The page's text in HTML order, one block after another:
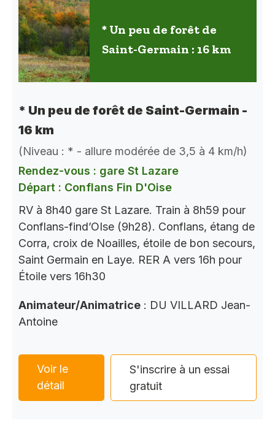
* Un peu de forêt de
Saint-Germain : 16 km
* Un peu de forêt de Saint-Germain -
16 km
(Niveau : * - allure modérée de 3,5 à 4 km/h)
Rendez-vous : gare St Lazare
Départ : Conflans Fin D'Oise
RV à 8h40 gare St Lazare. Train à 8h59 pour
Conflans-find’OIse (9h28). Conflans, étang de
Corra, croix de Noailles, étoile de bon secours,
Saint Germain en Laye. RER A vers 16h pour
Étoile vers 16h30
Animateur/Animatrice : DU VILLARD Jean-
Antoine
Voir le
détail
S'inscrire à un essai
gratuit